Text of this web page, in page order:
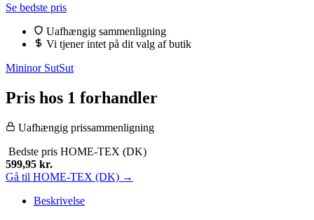
Se bedste pris
Uafhængig sammenligning
Vi tjener intet på dit valg af butik
Mininor SutSut
Pris hos 1 forhandler
Uafhængig prissammenligning
Bedste pris HOME-TEX (DK)
599,95 kr.
Gå til HOME-TEX (DK) →
Beskrivelse